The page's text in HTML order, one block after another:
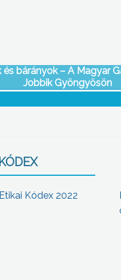
és bárányok – A Magyar
Jobbik Gyöngyösön
Kódex 2022